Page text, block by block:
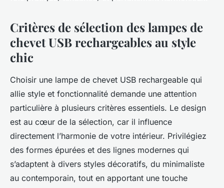
Critères de sélection des lampes de
chevet USB rechargeables au style
chic
Choisir une lampe de chevet USB rechargeable qui
allie style et fonctionnalité demande une attention
particulière à plusieurs critères essentiels. Le design
est au cœur de la sélection, car il influence
directement l’harmonie de votre intérieur. Privilégiez
des formes épurées et des lignes modernes qui
s’adaptent à divers styles décoratifs, du minimaliste
au contemporain, tout en apportant une touche